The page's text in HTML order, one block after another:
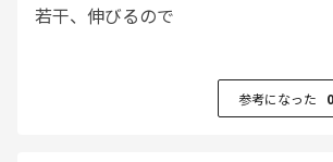
若干、伸びるので
参考になった 0